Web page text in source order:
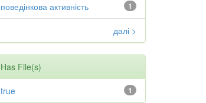
1
поведінкова активність
далі >
Has File(s)
1
true